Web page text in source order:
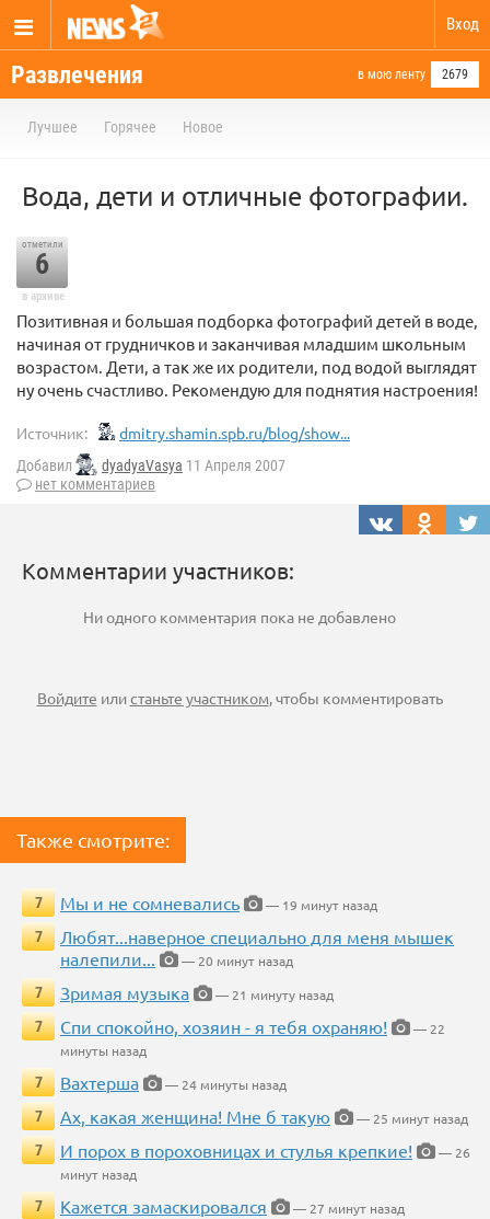
Вход
Развлечения в мою ленту 2679
Лучшее Горячее Новое
Вода, дети и отличные фотографии.
отметили
6
в архиве
Позитивная и большая подборка фотографий детей в воде,
начиная от грудничков и заканчивая младшим школьным
возрастом. Дети, а так же их родители, под водой выглядят
ну очень счастливо. Рекомендую для поднятия настроения!
Источник: dmitry.shamin.spb.ru/blog/show...
Добавил dyadyaVasya 11 Апреля 2007
нет комментариев
Комментарии участников:
Ни одного комментария пока не добавлено
Войдите илистаньте участником, чтобы комментировать
Также смотрите:
7 Мы и не сомневались
— 19 минут назад
7
Любят...наверное специально для меня мышек
налепили...
— 20 минут назад
7
Зримая музыка
— 21 минуту назад
7
Спи спокойно, хозяин - я тебя охраняю!
— 22
минуты назад
7
Вахтерша
— 24 минуты назад
7
Ах, какая женщина! Мне б такую
— 25 минут назад
7
И порох в пороховницах и стулья крепкие!
— 26
минут назад
7
Кажется замаскировался
— 27 минут назад